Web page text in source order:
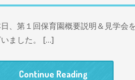
、第１回保育園概要説明＆見学会
いました。 […]
Continue Reading